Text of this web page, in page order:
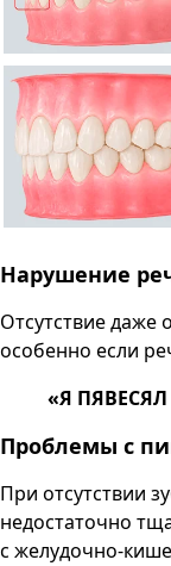
Нарушение
Отсутствие даже
особенно если
«Я
Проблемы с
При отсутствии
недостаточно
с желудочно-